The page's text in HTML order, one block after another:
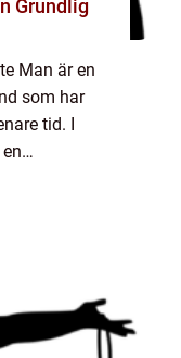
Grundlig
Man är en
som har
tid. I